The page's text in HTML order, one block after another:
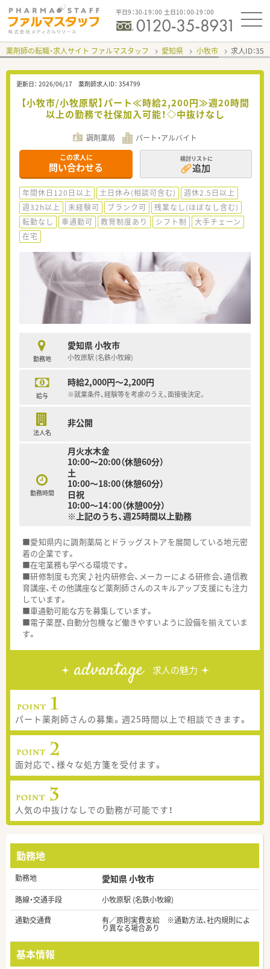
平日9：30-19：00 土日10：00-19：00
薬剤師の転職・求人サイト ファルマスタッフ 愛知県 小牧市 求人ID：
更新日： 2026/06/17 薬剤師求人ID： 354799
【小牧市/小牧原駅】パート≪時給2,200円≫週20時間
以上の勤務で社保加入可能！◇中抜けなし
調剤薬局 パート・アルバイト
この求人に
問い合わせる
検討リストに
追加
年間休日120日以上 土日休み(相談可含む)
週休2.5日以上
週32h以上
未経験可 ブランク可
残業なし(ほぼなし含む)
転勤なし
車通勤可 教育制度あり シフト制
大手チェーン
在宅
勤務地
愛知県 小牧市
小牧原駅 (名鉄小牧線)
給与
時給2,000円～2,200円
※就業条件、経験等を考慮のうえ、面接後決定。
法人名
非公開
勤務時間
月火水木金
10:00～20:00（休憩60分）
土
10:00～18:00（休憩60分）
日祝
10:00～14：00（休憩00分）
※上記のうち、週25時間以上勤務
■愛知県内に調剤薬局とドラッグストアを展開している地元密
着の企業です。
■在宅業務も学べる環境です。
■研修制度も充実♪社内研修会、メーカーによる研修会、通信教
育講座、その他講座など薬剤師さんのスキルアップ支援にも注力
しています。
■車通勤可能な方を募集しています。
■電子薬歴、自動分包機など働きやすいように設備を揃えていま
す。
advantage 求人の魅力
パート薬剤師さんの募集。週25時間以上で相談できます。
面対応で、様々な処方箋を受付ます。
人気の中抜けなしでの勤務が可能です！
勤務地
勤務地 愛知県 小牧市
路線・交通手段
小牧原駅 (名鉄小牧線)
通勤交通費
有／原則実費支給 ※通勤方法、社内規則によ
り異なる場合あり
基本情報